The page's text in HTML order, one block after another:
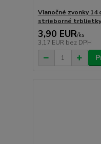
Vianočné zvonky 14
strieborné
3,90 EUR/ks
3,17 EUR bez DPH